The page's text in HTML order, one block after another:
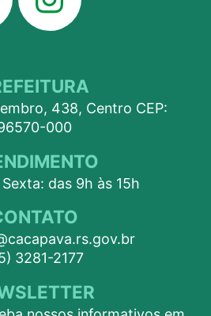
438, Centro CEP:
000
das 9h às 15h
3281-2177